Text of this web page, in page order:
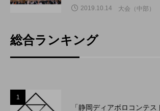
2019.10.14 大会（中部）
総合ランキング
1
「静岡ディアボロコンテ